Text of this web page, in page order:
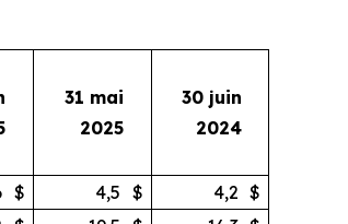
31 mai
2025
30 juin
2024
$ 4,5 $ 4,2 $